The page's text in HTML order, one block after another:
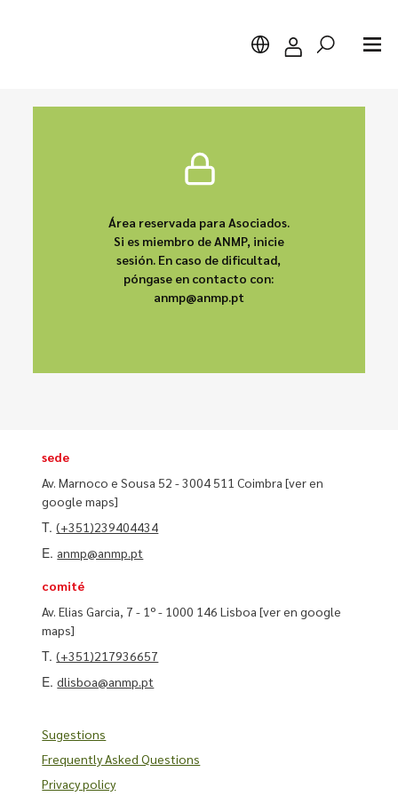
Área reservada para Asociados.
Si es miembro de ANMP, inicie
sesión. En caso de dificultad,
póngase en contacto con:
anmp@anmp.pt
sede
Av. Marnoco e Sousa 52 - 3004 511 Coimbra[ver en
google maps]
T.(+351)239404434
E. anmp@anmp.pt
comité
Av. Elias Garcia, 7 - 1º - 1000 146 Lisboa[ver en google
maps]
T.(+351)217936657
E.dlisboa@anmp.pt
Sugestions
Frequently Asked Questions
Privacy policy